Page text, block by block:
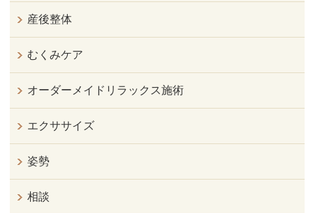
産後整体
むくみケア
オーダーメイドリラックス施術
エクササイズ
姿勢
相談